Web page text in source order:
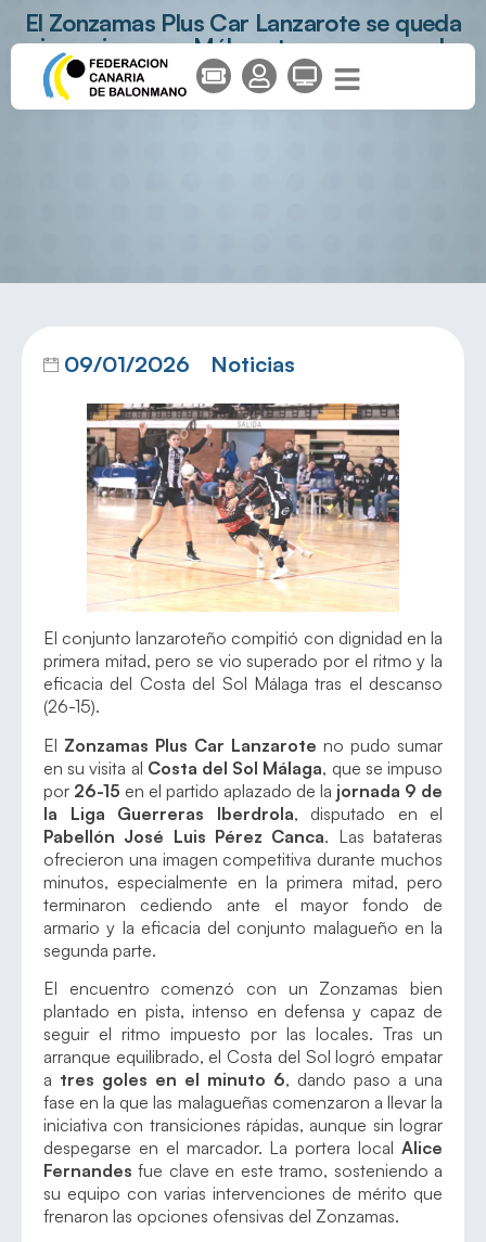
El Zonzamas Plus Car Lanzarote se queda
sin opciones en Málaga tras una segunda
parte cuesta arriba
09/01/2026 Noticias
El conjunto lanzaroteño compitió con dignidad en la
primera mitad, pero se vio superado por el ritmo y la
eficacia del Costa del Sol Málaga tras el descanso
(26-15).
El Zonzamas Plus Car Lanzarote no pudo sumar
en su visita al Costa del Sol Málaga, que se impuso
por 26-15 en el partido aplazado de la jornada 9 de
la Liga Guerreras Iberdrola, disputado en el
Pabellón José Luis Pérez Canca. Las batateras
ofrecieron una imagen competitiva durante muchos
minutos, especialmente en la primera mitad, pero
terminaron cediendo ante el mayor fondo de
armario y la eficacia del conjunto malagueño en la
segunda parte.
El encuentro comenzó con un Zonzamas bien
plantado en pista, intenso en defensa y capaz de
seguir el ritmo impuesto por las locales. Tras un
arranque equilibrado, el Costa del Sol logró empatar
a tres goles en el minuto 6, dando paso a una
fase en la que las malagueñas comenzaron a llevar la
iniciativa con transiciones rápidas, aunque sin lograr
despegarse en el marcador. La portera local Alice
Fernandes fue clave en este tramo, sosteniendo a
su equipo con varias intervenciones de mérito que
frenaron las opciones ofensivas del Zonzamas.